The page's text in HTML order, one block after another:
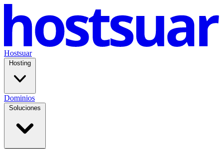
Hostsuar
Hosting
Dominios
Soluciones